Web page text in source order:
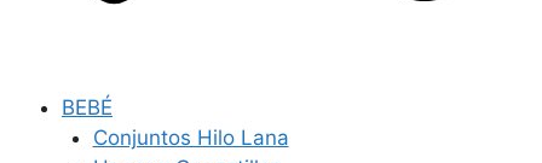
BEBÉ
Conjuntos Hilo Lana